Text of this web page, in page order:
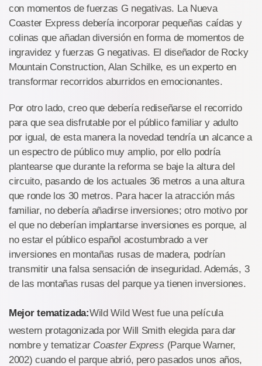
con momentos de fuerzas G negativas. La Nueva
Coaster Express debería incorporar pequeñas caídas y
colinas que añadan diversión en forma de momentos de
ingravidez y fuerzas G negativas. El diseñador de Rocky
Mountain Construction, Alan Schilke, es un experto en
transformar recorridos aburridos en emocionantes.
Por otro lado, creo que debería rediseñarse el recorrido
para que sea disfrutable por el público familiar y adulto
por igual, de esta manera la novedad tendría un alcance a
un espectro de público muy amplio, por ello podría
plantearse que durante la reforma se baje la altura del
circuito, pasando de los actuales 36 metros a una altura
que ronde los 30 metros. Para hacer la atracción más
familiar, no debería añadirse inversiones; otro motivo por
el que no deberían implantarse inversiones es porque, al
no estar el público español acostumbrado a ver
inversiones en montañas rusas de madera, podrían
transmitir una falsa sensación de inseguridad. Además, 3
de las montañas rusas del parque ya tienen inversiones.
Mejor tematizada:Wild Wild West fue una película
western protagonizada por Will Smith elegida para dar
nombre y tematizarCoaster Express (Parque Warner,
2002) cuando el parque abrió, pero pasados unos años,